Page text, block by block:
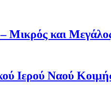
– Μικρός και
Ιερού Ναού